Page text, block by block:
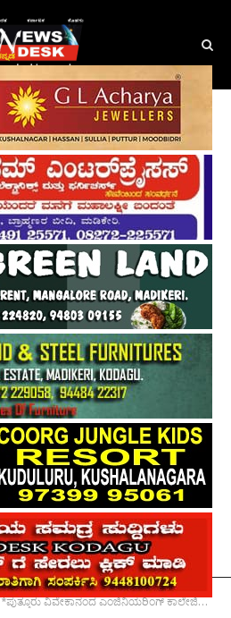
*ಪುತ್ತೂರು ವಿವೇಕಾನಂದ ಎಂಜಿನಿಯರಿಂಗ್ ಕಾಲೇಜಿನಲ್ಲಿ ಇಂಜಿನಿಯರ್ಸ್ ಡೇ ಆಚರಣೆ : ವಿದ್ಯಾರ್ಥಿಗಳು ಪ್ರತಿ ಕ್ಷಣವನ್ನು ಮೌಲ್ಯಯುತವಾಗಿ ಬಳಸಿಕೊಳ್ಳಿ : ವಿನೋದ್ ಕುಮಾರ್*